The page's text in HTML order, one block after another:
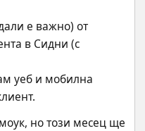
е важно) от
в Сидни (с
уеб и мобилна
но този месец ще